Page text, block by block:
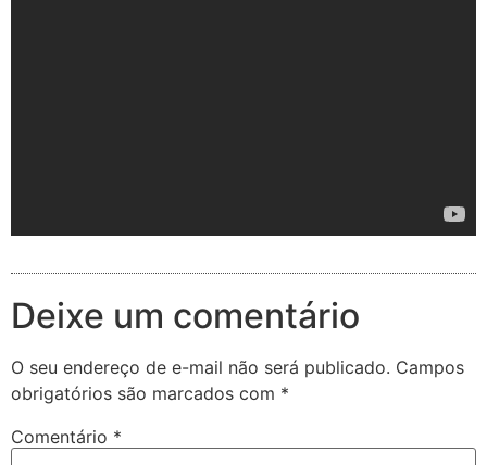
Deixe um comentário
O seu endereço de e-mail não será publicado. Campos
obrigatórios são marcados com *
Comentário *